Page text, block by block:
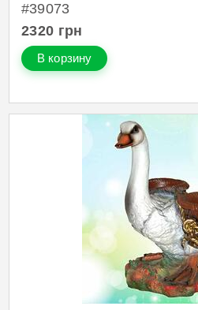
#39073
2320 грн
В корзину